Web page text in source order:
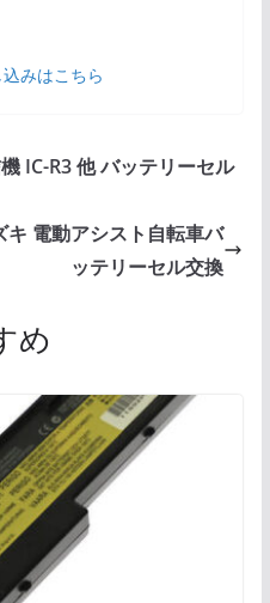
みはこちら
IC-R3 他 バッテリーセル
キ 電動アシスト自転車バ
ッテリーセル交換
め